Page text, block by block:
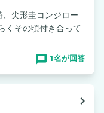
くその頃付き合って
1名が回答
navigate_next